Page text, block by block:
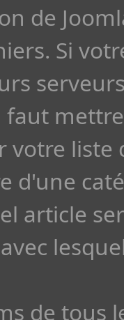
de
Si
votre
d'une
article
de tous